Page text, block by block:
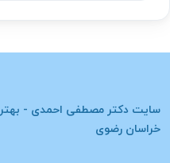
سایت دکتر مصطفی احمدی -
خراسان رضوی